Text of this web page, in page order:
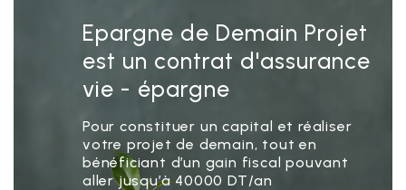
Epargne de Demain Projet
est un contrat d'assurance
vie - épargne
Pour constituer un capital et réaliser
votre projet de demain, tout en
bénéficiant d’un gain fiscal pouvant
aller jusqu’à 40000 DT/an